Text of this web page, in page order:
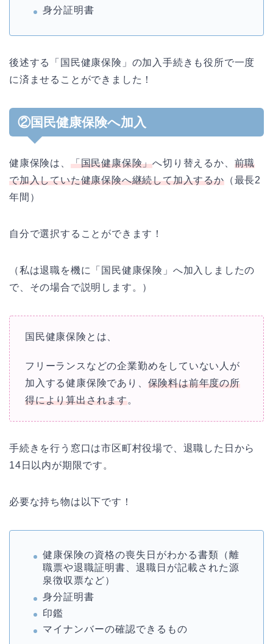
身分証明書
後述する「国民健康保険」の加入手続きも役所で一度
に済ませることができました！
②国民健康保険へ加入
健康保険は、 「国民健康保険」へ切り替えるか、 前職
で加入していた健康保険へ継続して加入するか（最長2
年間）
自分で選択することができます！
（私は退職を機に「国民健康保険」へ加入しましたの
で、その場合で説明します。）
国民健康保険とは、
フリーランスなどの企業勤めをしていない人が
加入する健康保険であり、 保険料は前年度の所
得により算出されます。
手続きを行う窓口は市区町村役場で、退職した日から
14日以内が期限です。
必要な持ち物は以下です！
健康保険の資格の喪失日がわかる書類（離
職票や退職証明書、退職日が記載された源
泉徴収票など）
身分証明書
印鑑
マイナンバーの確認できるもの